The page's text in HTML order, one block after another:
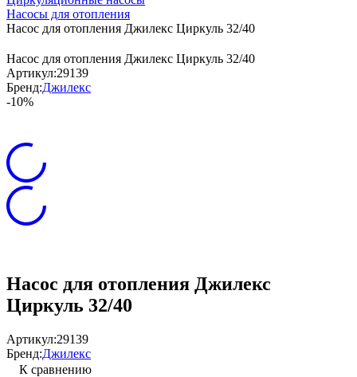
Насосы для отопления
Насос для отопления Джилекс Циркуль 32/40
Насос для отопления Джилекс Циркуль 32/40
Артикул:29139
Бренд:Джилекс
-10%
Насос для отопления Джилекс
Циркуль 32/40
Артикул:29139
Бренд:Джилекс
К сравнению